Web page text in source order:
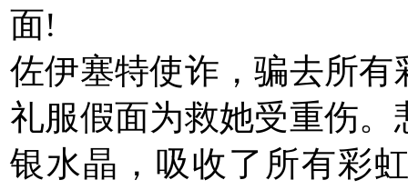
面!
佐伊塞特使诈，骗去所
礼服假面为救她受重伤
银水晶，吸收了所有彩